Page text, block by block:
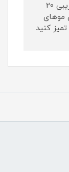
بعدی به خوبی تکان دهید. از فاصله تقریبی 20
موهای
کنید